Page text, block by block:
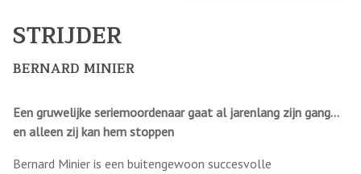
STRIJDER
BERNARD MINIER
Een gruwelijke seriemoordenaar gaat al jarenlang zijn gang…
en alleen zij kan hem stoppen
Bernard Minier is een buitengewoon succesvolle